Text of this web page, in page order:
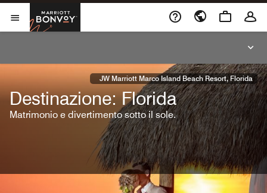
Skip To Content
Aprite il menu
Marriott Bonvoy
Destinazione: Florida
Matrimonio e divertimento sotto il sole.
JW Marriott Marco Island Beach Resort, Florida